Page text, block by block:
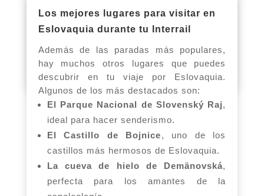
casco antiguo, sus iglesias históricas y
famosa por su hermoso lago artificial,
ideal para relajarte después de un día de
exploración.
Los mejores lugares para visitar en
Eslovaquia durante tu Interrail
Además de las paradas más populares,
hay muchos otros lugares que puedes
descubrir en tu viaje por Eslovaquia.
Algunos de los más destacados son:
El Parque Nacional de Slovenský Raj,
ideal para hacer senderismo.
El Castillo de Bojnice, uno de los
castillos más hermosos de Eslovaquia.
La cueva de hielo de Demänovská,
perfecta para los amantes de la